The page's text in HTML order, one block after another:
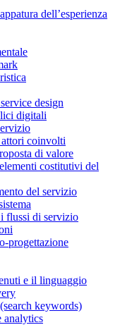
dell’esperienza
design
digitali
coinvolti
di valore
costitutivi del
del servizio
flussi di servizio
progettazione
e il linguaggio
keywords)
analytics